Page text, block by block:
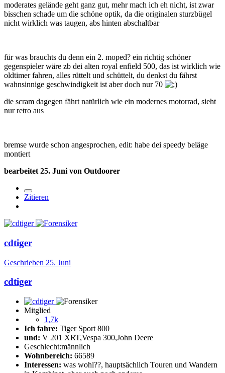
moderates gelände geht ganz gut, mehr mach ich eh nicht, ist zwar
bisschen schade um die schöne optik, da die originalen sturzbügel
nicht wirklich was taugen, abs hinten abschaltbar
für was brauchts du denn ein 2. moped? ein richtig schöner
gegenspieler wäre zb dei alten royal enfield 500, das ist wirklich wie
oldtimer fahren, alles rüttelt und schüttelt, du denkst du fährst
wahnsinnige geschwindigkeit ist aber doch nur 70
die scram dagegen fährt natürlich wie ein modernes motorrad, sieht
nur retro aus
bremse wurde schon angesprochen, edit: habe dei speedy beläge
montiert
bearbeitet 25. Juni von Outdoorer
Zitieren
cdtiger
Geschrieben 25. Juni
cdtiger
Mitglied
1,7k
Ich fahre: Tiger Sport 800
und: V 201 XRT,Vespa 300,John Deere
Geschlecht:männlich
Wohnbereich: 66589
Interessen: was wohl??, hauptsächlich Touren und Wandern